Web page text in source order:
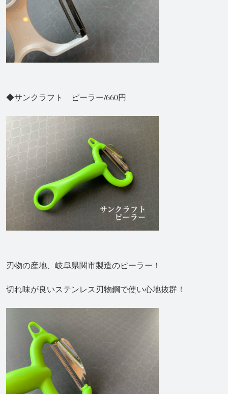
◆サンクラフト ピーラー/660円
刃物の産地、岐阜県関市製造のピーラー！
切れ味が良いステンレス刃物鋼で使い心地抜群！